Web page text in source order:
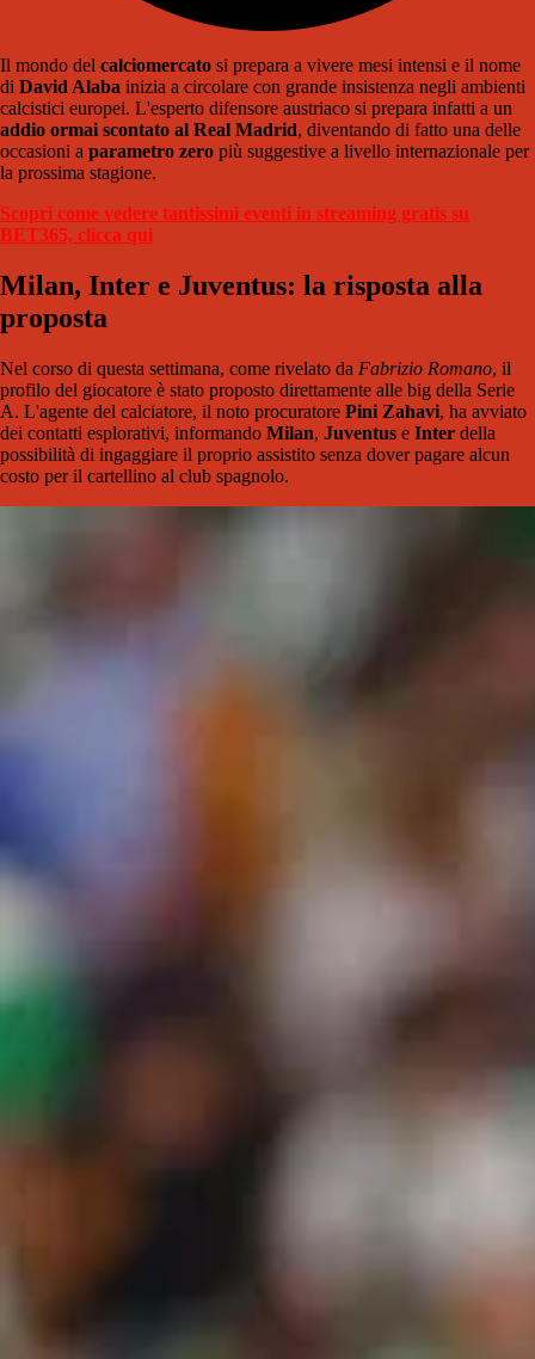
Il mondo del calciomercato si prepara a vivere mesi intensi e il nome
di David Alaba inizia a circolare con grande insistenza negli ambienti
calcistici europei. L'esperto difensore austriaco si prepara infatti a un
addio ormai scontato al Real Madrid, diventando di fatto una delle
occasioni a parametro zero più suggestive a livello internazionale per
la prossima stagione.
Scopri come vedere tantissimi eventi in streaming gratis su
BET365, clicca qui
Milan, Inter e Juventus: la risposta alla
proposta
Nel corso di questa settimana, come rivelato da Fabrizio Romano, il
profilo del giocatore è stato proposto direttamente alle big della Serie
A. L'agente del calciatore, il noto procuratore Pini Zahavi, ha avviato
dei contatti esplorativi, informando Milan, Juventus e Inter della
possibilità di ingaggiare il proprio assistito senza dover pagare alcun
costo per il cartellino al club spagnolo.